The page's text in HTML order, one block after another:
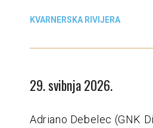
KVARNERSKA RIVIJERA
29. svibnja 2026.
Adriano Debelec (GNK